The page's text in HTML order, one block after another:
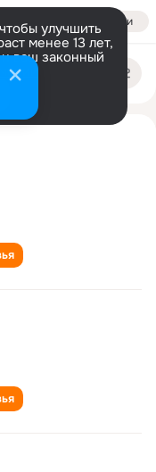
Войти
улучшить
менее 13 лет,
ваш законный